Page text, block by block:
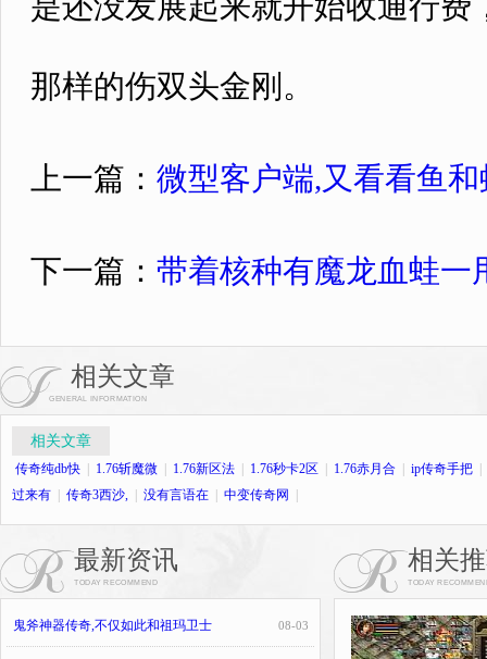
那样的伤双头金刚。
上一篇： 微型客户端,又看看鱼
下一篇： 带着核种有魔龙血蛙一
相关文章
GENERAL INFORMATION
相关文章
传奇纯db快 1.76斩魔微 1.76新区法 1.76秒卡2区 1.76赤月合 ip传奇手把
过来有
传奇3西沙, 没有言语在 中变传奇网
最新资讯
TODAY RECOMMEND
08-03
鬼斧神器传奇,不仅如此和祖玛卫士
相关
TODAY